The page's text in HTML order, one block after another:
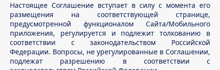
Настоящее Соглашение вступает в силу с момента его
размещения на соответствующей странице,
предусмотренной функционалом Сайта/Мобильного
приложения, регулируется и подлежит толкованию в
соответствии с законодательством Российской
Федерации. Вопросы, не урегулированные в Соглашении,
подлежат разрешению в соответствии с